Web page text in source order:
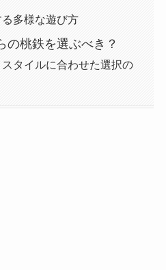
多様な遊び方
の桃鉄を選ぶべき？
タイルに合わせた選択の